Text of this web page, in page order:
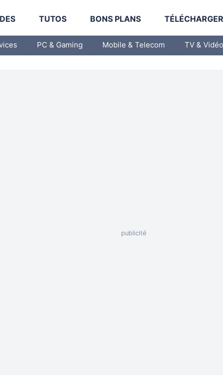
TUTOS BONS PLANS
PC & Gaming Mobile & Telecom TV & Vidéo